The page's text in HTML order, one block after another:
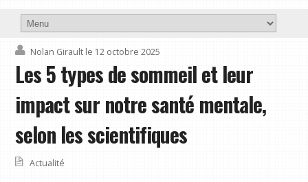
Nolan Girault le 12 octobre 2025
Les 5 types de sommeil et leur
impact sur notre santé mentale,
selon les scientifiques
Actualité